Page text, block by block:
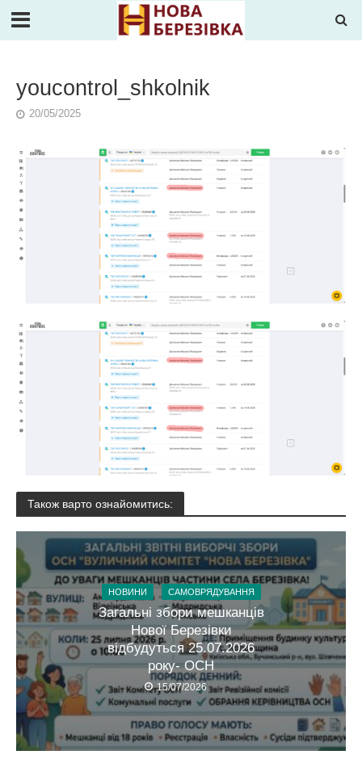
youcontrol_shkolnik
20/05/2025
Також варто ознайомитись:
НОВИНИ САМОВРЯДУВАННЯ
Загальні збори мешканців
Нової Березівки
відбудуться 25.07.2026
року- ОСН
15/07/2026